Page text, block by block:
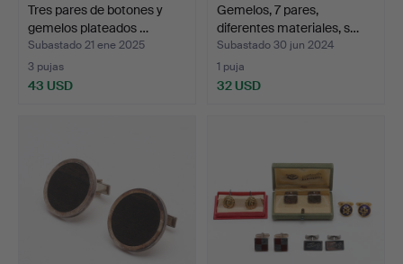
Tres pares de botones y
gemelos plateados …
Subastado 21 ene 2025
3 pujas
43 USD
Gemelos, 7 pares,
diferentes materiales, s…
Subastado 30 jun 2024
1 puja
32 USD